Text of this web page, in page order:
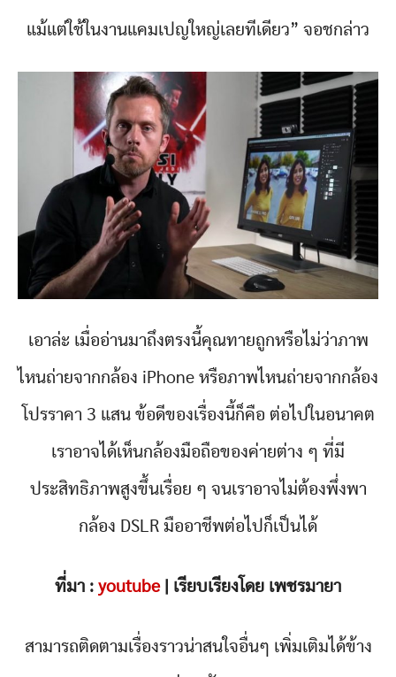
แม้แต่ใช้ในงานแคมเปญใหญ่เลยทีเดียว” จอชกล่าว
เอาล่ะ เมื่ออ่านมาถึงตรงนี้คุณทายถูกหรือไม่ว่าภาพ
ไหนถ่ายจากกล้อง iPhone หรือภาพไหนถ่ายจากกล้อง
โปรราคา 3 แสน ข้อดีของเรื่องนี้ก็คือ ต่อไปในอนาคต
เราอาจได้เห็นกล้องมือถือของค่ายต่าง ๆ ที่มี
ประสิทธิภาพสูงขึ้นเรื่อย ๆ จนเราอาจไม่ต้องพึ่งพา
กล้อง DSLR มืออาชีพต่อไปก็เป็นได้
ที่มา : youtube| เรียบเรียงโดย เพชรมายา
สามารถติดตามเรื่องราวน่าสนใจอื่นๆ เพิ่มเติมได้ข้าง